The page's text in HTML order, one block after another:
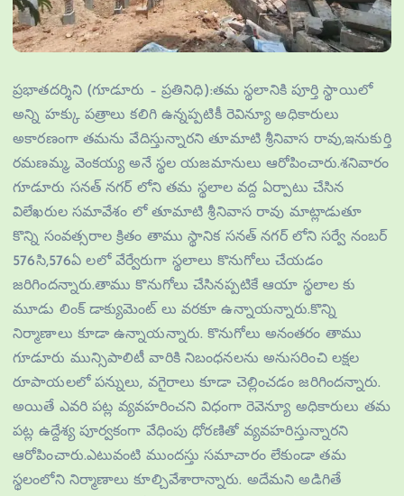
ప్రభాతదర్శిని (గూడూరు – ప్రతినిధి):తమ స్థలానికి పూర్తి స్థాయిలో
అన్ని హక్కు పత్రాలు కలిగి ఉన్నప్పటికీ రెవిన్యూ అధికారులు
అకారణంగా తమను వేదిస్తున్నారని తూమాటి శ్రీనివాస రావు,ఇనుకుర్తి
రమణమ్మ, వెంకయ్య అనే స్థల యజమానులు ఆరోపించారు.శనివారం
గూడూరు సనత్ నగర్ లోని తమ స్థలాల వద్ద ఏర్పాటు చేసిన
విలేఖరుల సమావేశం లో తూమాటి శ్రీనివాస రావు మాట్లాడుతూ
కొన్ని సంవత్సరాల క్రితం తాము స్థానిక సనత్ నగర్ లోని సర్వే నంబర్
576సి,576ఏ లలో వేర్వేరుగా స్థలాలు కొనుగోలు చేయడం
జరిగిందన్నారు.తాము కొనుగోలు చేసినప్పటికే ఆయా స్థలాల కు
మూడు లింక్ డాక్యుమెంట్ లు వరకూ ఉన్నాయన్నారు.కొన్ని
నిర్మాణాలు కూడా ఉన్నాయన్నారు. కొనుగోలు అనంతరం తాము
గూడూరు మున్సిపాలిటీ వారికి నిబంధనలను అనుసరించి లక్షల
రూపాయలలో పన్నులు, వగైరాలు కూడా చెల్లించడం జరిగిందన్నారు.
అయితే ఎవరి పట్ల వ్యవహరించని విధంగా రెవెన్యూ అధికారులు తమ
పట్ల ఉద్దేశ్య పూర్వకంగా వేధింపు ధోరణితో వ్యవహరిస్తున్నారని
ఆరోపించారు.ఎటువంటి ముందస్తు సమాచారం లేకుండా తమ
స్థలంలోని నిర్మాణాలు కూల్చివేశారాన్నారు. అదేమని అడిగితే